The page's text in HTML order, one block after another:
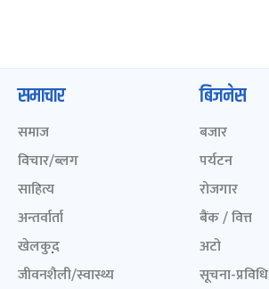
समाचार
समाज
विचार/ब्लग
साहित्य
अन्तर्वार्ता
खेलकुद़़
जीवनशैली/स्वास्थ्य
बिजनेस
बजार
पर्यटन
रोजगार
बैंक / वित्त
अटो
सूचना-प्रविधि